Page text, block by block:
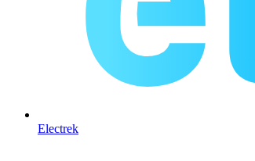
Electrek